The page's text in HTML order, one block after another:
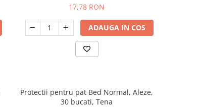
17,78 RON
ADAUGA IN COS
Protectii pentru pat Bed Normal, Aleze,
30 bucati, Tena